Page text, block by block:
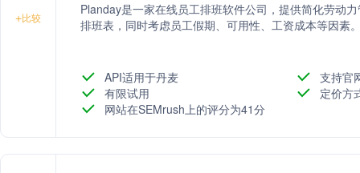
+比较
Planday是一家在线员工排班软件公司，提供简化劳动
排班表，同时考虑员工假期、可用性、工资成本等因素
API适用于丹麦
支持官
有限试用
定价方
网站在SEMrush上的评分为41分